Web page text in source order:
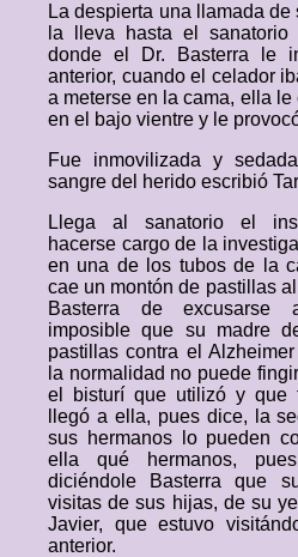
La despierta una llamada
la lleva hasta el sanatorio
donde el Dr. Basterra le
anterior, cuando el celador
a meterse en la cama, ella
en el bajo vientre y le
Fue inmovilizada y
sangre del herido escribió
Llega al sanatorio el
hacerse cargo de la
en una de los tubos de la
cae un montón de pastillas
Basterra de excusarse
imposible que su madre
pastillas contra el
la normalidad no puede
el bisturí que utilizó y que
llegó a ella, pues dice, la
sus hermanos lo pueden
ella qué hermanos,
diciéndole Basterra que
visitas de sus hijas, de su
Javier, que estuvo
anterior.